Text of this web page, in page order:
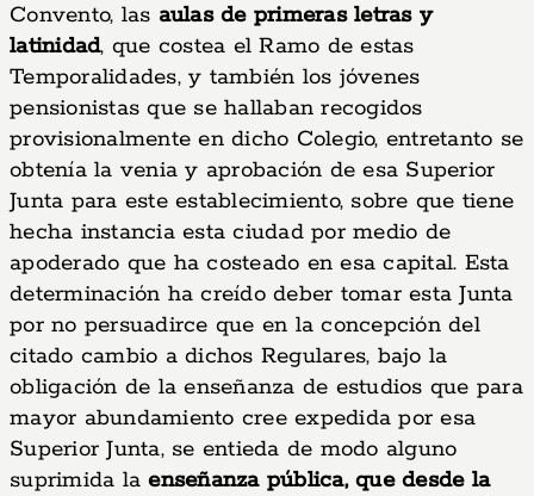
Convento, las aulas de primeras letras y
latinidad, que costea el Ramo de estas
Temporalidades, y también los jóvenes
pensionistas que se hallaban recogidos
provisionalmente en dicho Colegio, entretanto se
obtenía la venia y aprobación de esa Superior
Junta para este establecimiento, sobre que tiene
hecha instancia esta ciudad por medio de
apoderado que ha costeado en esa capital. Esta
determinación ha creído deber tomar esta Junta
por no persuadirce que en la concepción del
citado cambio a dichos Regulares, bajo la
obligación de la enseñanza de estudios que para
mayor abundamiento cree expedida por esa
Superior Junta, se entieda de modo alguno
suprimida laenseñanza pública, que desde la